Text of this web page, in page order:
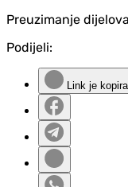
Preuzimanje
Podijeli:
Link je